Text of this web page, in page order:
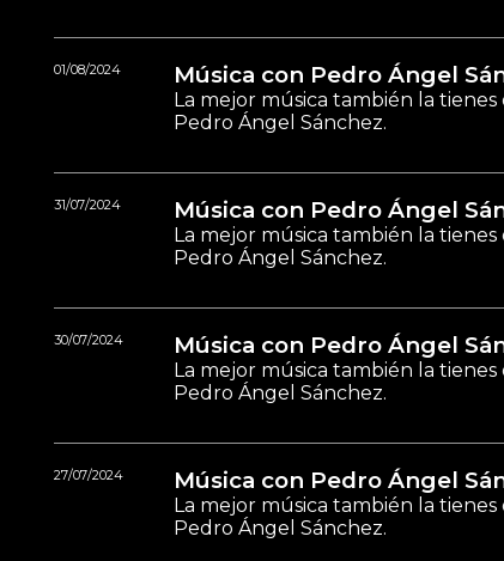
01/08/2024 Música con Pedro Ángel
La mejor música también la
Pedro Ángel Sánchez.
31/07/2024 Música con Pedro Ángel
La mejor música también la
Pedro Ángel Sánchez.
30/07/2024 Música con Pedro Ángel
La mejor música también la
Pedro Ángel Sánchez.
27/07/2024 Música con Pedro Ángel
La mejor música también la
Pedro Ángel Sánchez.